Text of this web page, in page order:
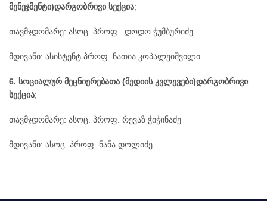
მენეჯმენტი)დარგობრივი სექცია;
თავმჯდომარე: ასოც. პროფ. დოდო ჭუმბურიძე
მდივანი: ასისტენტ პროფ. ნათია კოპალეიშვილი
6. სოციალურ მეცნიერებათა (მედიის კვლევები)დარგობრივი
სექცია;
თავმჯდომარე: ასოც. პროფ. რევაზ ჭიჭინაძე
მდივანი: ასოც. პროფ. ნანა დოლიძე